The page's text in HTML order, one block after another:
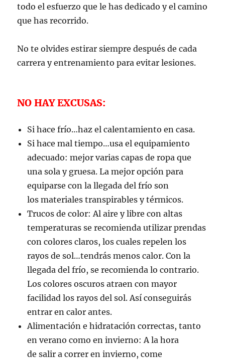
todo el esfuerzo que le has dedicado y el camino
que has recorrido.
No te olvides estirar siempre después de cada
carrera y entrenamiento para evitar lesiones.
NO HAY EXCUSAS:
Si hace frío…haz el calentamiento en casa.
Si hace mal tiempo…usa el equipamiento
adecuado: mejor varias capas de ropa que
una sola y gruesa. La mejor opción para
equiparse con la llegada del frío son
los materiales transpirables y térmicos.
Trucos de color: Al aire y libre con altas
temperaturas se recomienda utilizar prendas
con colores claros, los cuales repelen los
rayos de sol…tendrás menos calor. Con la
llegada del frío, se recomienda lo contrario.
Los colores oscuros atraen con mayor
facilidad los rayos del sol. Así conseguirás
entrar en calor antes.
Alimentación e hidratación correctas, tanto
en verano como en invierno: A la hora
de salir a correr en invierno, come